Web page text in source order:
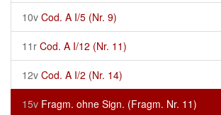
10v Cod. A I/5 (Nr. 9)
11r Cod. A I/12 (Nr. 11)
12v Cod. A I/2 (Nr. 14)
15v Fragm. ohne Sign. (Fragm. Nr. 11)